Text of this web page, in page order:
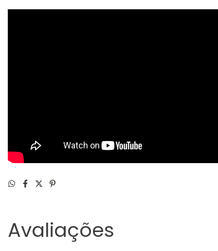
Avaliações